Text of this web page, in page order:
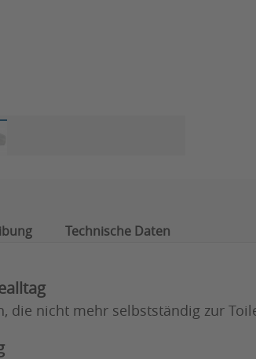
die nicht mehr selbstständig zur
Technische Daten